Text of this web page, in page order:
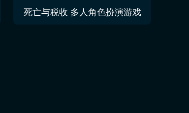
死亡与税收 多人角色扮演游戏